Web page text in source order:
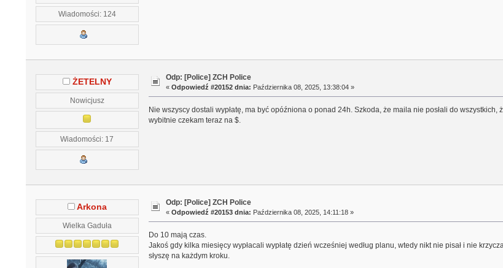
Wiadomości: 124
ŻETELNY
Nowicjusz
Wiadomości: 17
Odp: [Police] ZCH Police
«Odpowiedź #20152 dnia: Października 08, 2025, 13:38:04 »
Nie wszyscy dostali wypłatę, ma być opóźniona o ponad 24h. Szkoda, że maila nie posłali do
wybitnie czekam teraz na $.
Arkona
Wielka Gaduła
Odp: [Police] ZCH Police
«Odpowiedź #20153 dnia: Października 08, 2025, 14:11:18 »
Do 10 mają czas.
Jakoś gdy kilka miesięcy wypłacali wypłatę dzień wcześniej według planu, wtedy nikt nie pisał i nie
słyszę na każdym kroku.